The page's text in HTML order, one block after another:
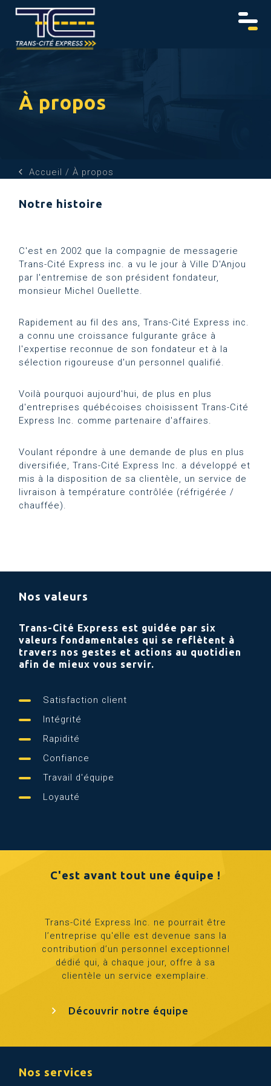
À propos
Accueil À propos
Notre histoire
C'est en 2002 que la compagnie de messagerie
Trans-Cité Express inc. a vu le jour à Ville D'Anjou
par l'entremise de son président fondateur,
monsieur Michel Ouellette.
Rapidement au fil des ans, Trans-Cité Express inc.
a connu une croissance fulgurante grâce à
l'expertise reconnue de son fondateur et à la
sélection rigoureuse d'un personnel qualifié.
Voilà pourquoi aujourd'hui, de plus en plus
d'entreprises québécoises choisissent Trans-Cité
Express Inc. comme partenaire d'affaires.
Voulant répondre à une demande de plus en plus
diversifiée, Trans-Cité Express Inc. a développé et
mis à la disposition de sa clientèle, un service de
livraison à température contrôlée (réfrigérée /
chauffée).
Nos valeurs
Trans-Cité Express est guidée par six
valeurs fondamentales qui se reflètent à
travers nos gestes et actions au quotidien
afin de mieux vous servir.
Satisfaction client
Intégrité
Rapidité
Confiance
Travail d'équipe
Loyauté
C'est avant tout une équipe !
Trans-Cité Express Inc. ne pourrait être
l’entreprise qu'elle est devenue sans la
contribution d’un personnel exceptionnel
dédié qui, à chaque jour, offre à sa
clientèle un service exemplaire.
Découvrir notre équipe
Nos services